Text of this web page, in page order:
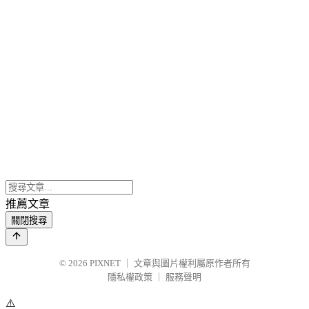
推薦文章
關閉搜尋
© 2026 PIXNET
文章與圖片權利屬原作者所有
隱私權政策
服務聲明
⚠️